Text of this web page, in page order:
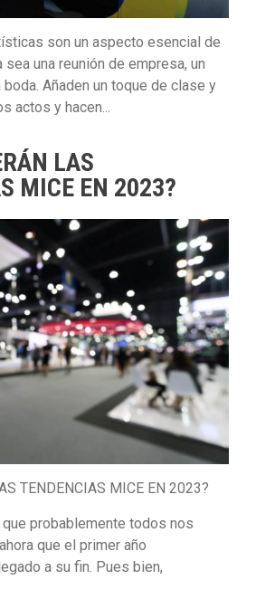
son un aspecto esencial de
una reunión de empresa, un
Añaden un toque de clase y
actos y hacen...
LAS
MICE EN 2023?
TENDENCIAS MICE EN 2023?
que probablemente todos nos
que el primer año
a su fin. Pues bien,